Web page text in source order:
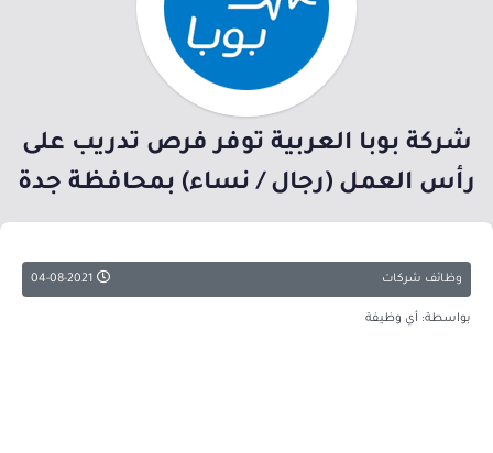
شركة بوبا العربية توفر فرص تدريب على
رأس العمل (رجال / نساء) بمحافظة جدة
وظائف شركات
بواسطة: أي وظيفة